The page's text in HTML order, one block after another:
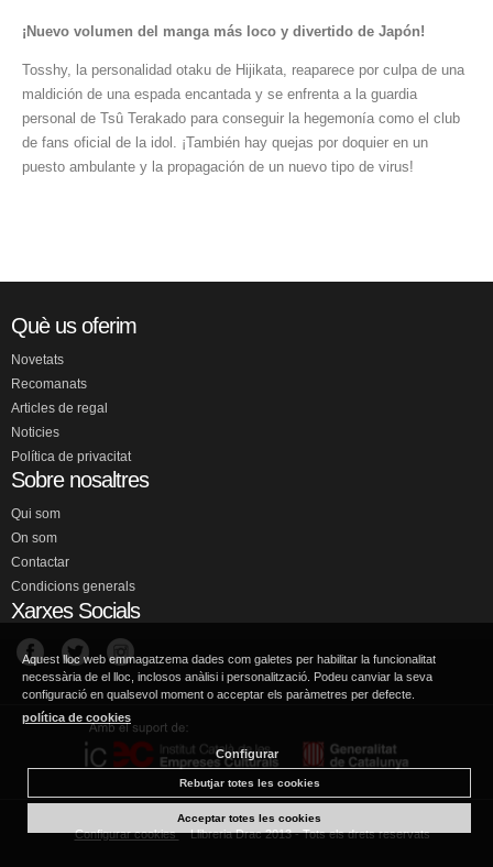
¡Nuevo volumen del manga más loco y divertido de Japón!
Tosshy, la personalidad otaku de Hijikata, reaparece por culpa de una
maldición de una espada encantada y se enfrenta a la guardia
personal de Tsû Terakado para conseguir la hegemonía como el club
de fans oficial de la idol. ¡También hay quejas por doquier en un
puesto ambulante y la propagación de un nuevo tipo de virus!
Què us oferim
Novetats
Recomanats
Articles de regal
Noticies
Política de privacitat
Sobre nosaltres
Qui som
On som
Contactar
Condicions generals
Xarxes Socials
Configurar cookies Llibreria Drac 2013 - Tots els drets reservats
Aquest lloc web emmagatzema dades com galetes per habilitar la funcionalitat
necessària de el lloc, inclosos anàlisi i personalització. Podeu canviar la seva
configuració en qualsevol moment o acceptar els paràmetres per defecte.
política de cookies
Configurar
Rebutjar totes les cookies
Acceptar totes les cookies